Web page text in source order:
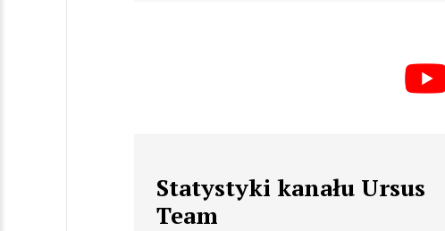
Statystyki kanału Ursus
Team